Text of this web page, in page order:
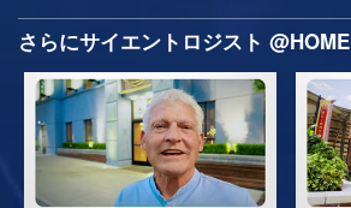
さらにサイエントロジスト @HOME